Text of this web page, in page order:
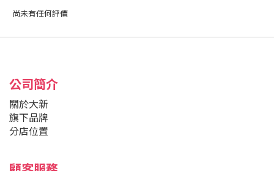
尚未有任何評價
公司簡介
關於大新
旗下品牌
分店位置